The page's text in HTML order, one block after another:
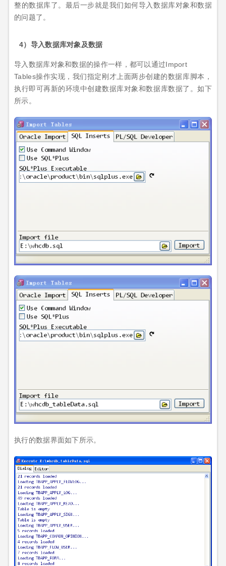
整的数据库了。最后一步就是我们如何导入数据库对象和数据
的问题了。
4）导入数据库对象及数据
导入数据库对象和数据的操作一样，都可以通过Import
Tables操作实现，我们指定刚才上面两步创建的数据库脚本，
执行即可再新的环境中创建数据库对象和数据库数据了。如下
所示。
执行的数据界面如下所示。